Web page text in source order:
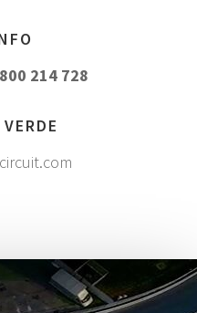
800 214 728